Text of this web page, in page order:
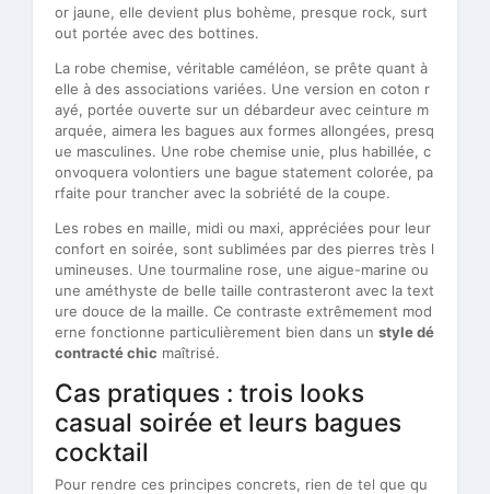
or jaune, elle devient plus bohème, presque rock, surt
out portée avec des bottines.
La robe chemise, véritable caméléon, se prête quant à
elle à des associations variées. Une version en coton r
ayé, portée ouverte sur un débardeur avec ceinture m
arquée, aimera les bagues aux formes allongées, presq
ue masculines. Une robe chemise unie, plus habillée, c
onvoquera volontiers une bague statement colorée, pa
rfaite pour trancher avec la sobriété de la coupe.
Les robes en maille, midi ou maxi, appréciées pour leur
confort en soirée, sont sublimées par des pierres très l
umineuses. Une tourmaline rose, une aigue-marine ou
une améthyste de belle taille contrasteront avec la text
ure douce de la maille. Ce contraste extrêmement mod
erne fonctionne particulièrement bien dans un style dé
contracté chic maîtrisé.
Cas pratiques : trois looks
casual soirée et leurs bagues
cocktail
Pour rendre ces principes concrets, rien de tel que qu